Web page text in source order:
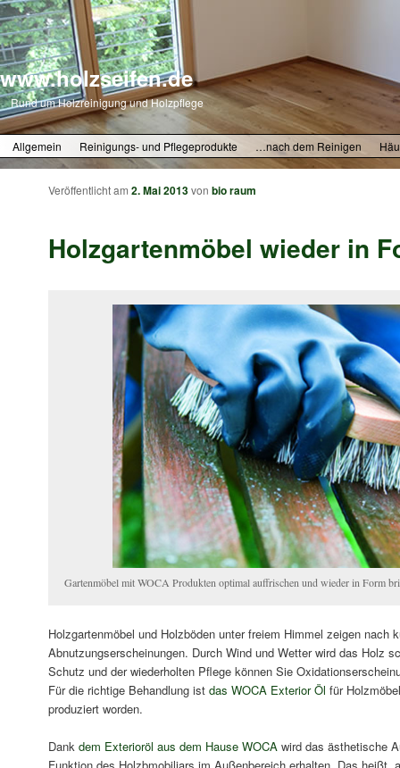
www.holzseifen.de
Rund um Holzreinigung und Holzpflege
Zum primären Inhalt springen
Zum sekundären Inhalt springen
Allgemein Reinigungs- und Pflegeprodukte …nach dem Reinigen
Holzgartenmöbel wieder in
Veröffentlicht am 2. Mai 2013von bio raum
Gartenmöbel mit WOCA Produkten optimal auffrischen und wieder in Form
Holzgartenmöbel und Holzböden unter freiem Himmel zeigen nach
Abnutzungserscheinungen. Durch Wind und Wetter wird das Holz
Schutz und der wiederholten Pflege können Sie
Für die richtige Behandlung ist das WOCA Exterior Öl für
produziert worden.
Dank dem Exterioröl aus dem Hause WOCAwird das ästhetische